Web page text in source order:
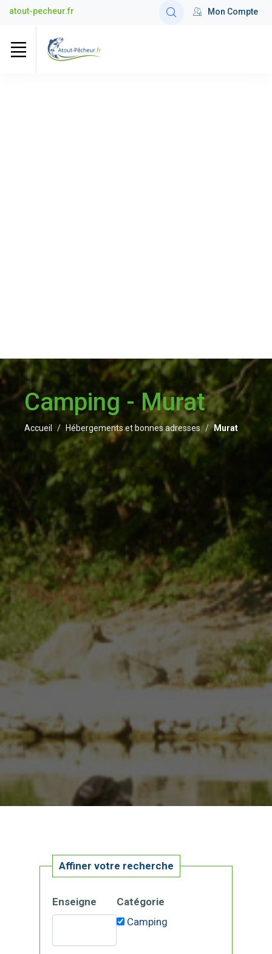
atout-pecheur.fr Mon Compte
Camping - Murat
Accueil Hébergements et bonnes adresses Murat
Affiner votre recherche
Enseigne
Catégorie
Camping